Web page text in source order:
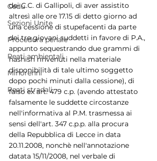
Cedu
Sezioni Unite
Procedura penale
Reati ambientali
Minorenni
Reati stradali
dei C.C. di Gallipoli, di aver assistito
altresì alle ore 17.15 di detto giorno ad
una cessione di stupefacenti da parte
dei tre giovani suddetti in favore di P.A.,
appunto sequestrando due grammi di
hashish rinvenuti nella materiale
disponibilità di tale ultimo soggetto
dopo pochi minuti dalla cessione), di
falso ex art. 479 c.p. (avendo attestato
falsamente le suddette circostanze
nell'informativa al P.M. trasmessa ai
sensi dell'art. 347 c.p.p. alla procura
della Repubblica di Lecce in data
20.11.2008, nonchè nell'annotazione
datata 15/11/2008, nel verbale di